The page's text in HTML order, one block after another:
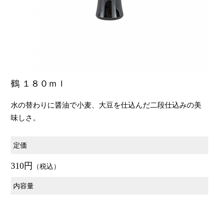
鶴 １８０ｍｌ
水の替わりに醤油で小麦、大豆を仕込んだ二段仕込みの美
味しさ。
定価
310円 （税込）
内容量